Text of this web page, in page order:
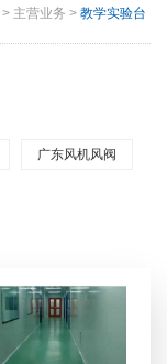
> 主营业务 > 教学实验台
广东风机风阀